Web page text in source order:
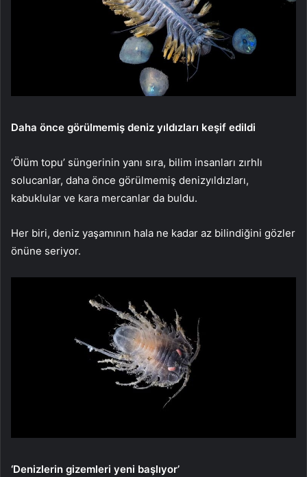
Daha önce görülmemiş deniz yıldızları keşif edildi
‘Ölüm topu’ süngerinin yanı sıra, bilim insanları zırhlı
solucanlar, daha önce görülmemiş denizyıldızları,
kabuklular ve kara mercanlar da buldu.
Her biri, deniz yaşamının hala ne kadar az bilindiğini gözler
önüne seriyor.
‘Denizlerin gizemleri yeni başlıyor’